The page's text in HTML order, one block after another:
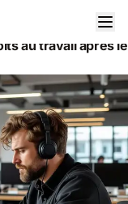
au travail après le